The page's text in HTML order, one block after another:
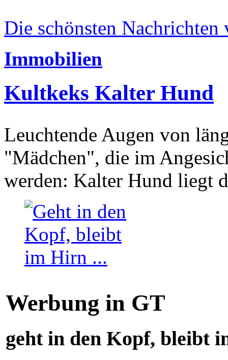
Die schönsten Nachrichten
Immobilien
Kultkeks Kalter Hund
Leuchtende Augen von
"Mädchen", die im
werden: Kalter Hund liegt
Werbung in GT
geht in den Kopf, bleibt